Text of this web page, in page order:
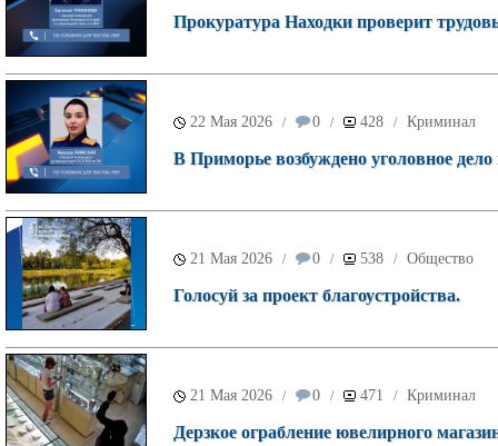
Прокуратура Находки проверит
22 Мая 2026 / 0 / 428 / Криминал
В Приморье возбуждено уголовное
21 Мая 2026 / 0 / 538 / Общество
Голосуй за проект благоустройства.
21 Мая 2026 / 0 / 471 / Криминал
Дерзкое ограбление ювелирного